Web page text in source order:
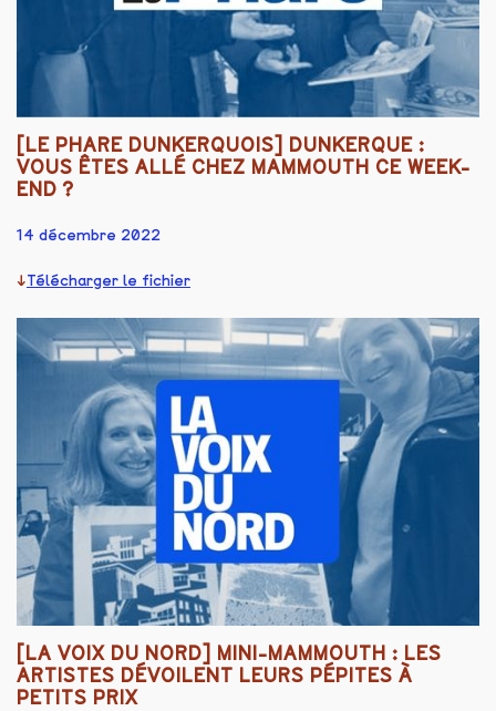
[LE PHARE DUNKERQUOIS] DUNKERQUE :
VOUS ÊTES ALLÉ CHEZ MAMMOUTH CE WEEK-
END ?
14 décembre 2022
Télécharger le fichier
[LA VOIX DU NORD] MINI-MAMMOUTH : LES
ARTISTES DÉVOILENT LEURS PÉPITES À
PETITS PRIX